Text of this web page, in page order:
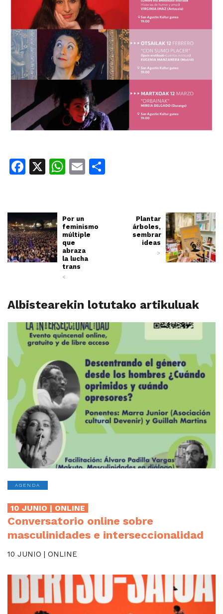
Facebook
X WhatsApp
Email
Por un
feminismo
múltiple
que
abraza
la lucha
trans
<
Plantar
árboles,
sembrar
ideas
>
Albistearekin lotutako artikuluak
AGENDA
10 JUNIO | ONLINE
Conversatorio online sobre
masculinidades e interseccionalidad
10 JUNIO | ONLINE